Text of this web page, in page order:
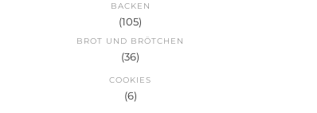
BACKEN
(105)
BROT UND BRÖTCHEN
(36)
COOKIES
(6)